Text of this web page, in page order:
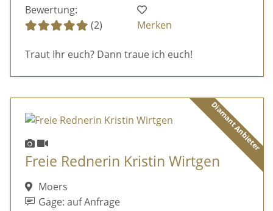
Bewertung:
(2)
Merken
Traut Ihr euch? Dann traue ich euch!
Diamant Anbieter
Freie Rednerin Kristin Wirtgen
Moers
Gage: auf Anfrage